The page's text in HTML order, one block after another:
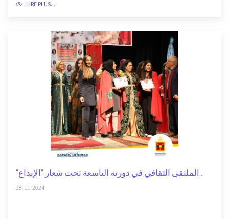
LIRE PLUS...
"الملتقى الثقافي في دورته التاسعة تحت شعار "الإبداع...
28-11-2024